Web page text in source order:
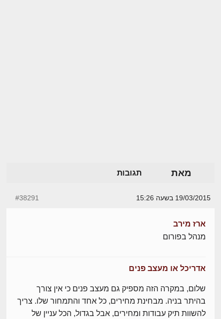
מאת תגובות
19/03/2015 בשעה 15:26 #38291
ארז מירב
מנהל בפורום
אדריכל או מעצב פנים
שלום, במקרה הזה מספיק גם מעצב פנים כי אין צורך
בהיתר בניה. מבחינת מחירים, כל אחד והתמחור שלו. צריך
להשוות תיק עבודות ומחירים, אבל בגדול, הכל עניין של